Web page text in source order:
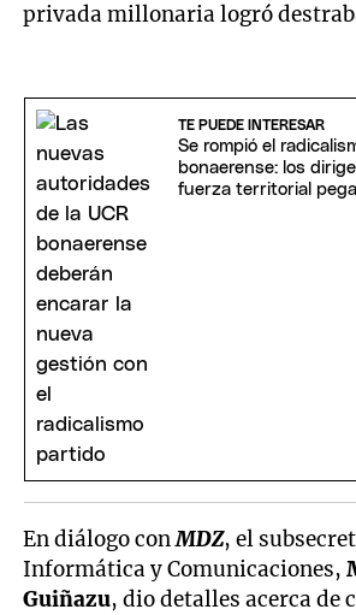
privada millonaria logró
TE PUEDE INTERESAR
Se rompió el
bonaerense: los
fuerza territorial
En diálogo conMDZ, el
Informática y Comunicaciones,
Guiñazu, dio detalles acerca de